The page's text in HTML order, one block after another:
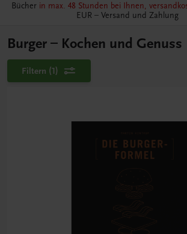
Bücher in max. 48 Stunden bei Ihnen,
EUR – Versand und Zahlung
Burger – Kochen und Genuss
Filtern (1)